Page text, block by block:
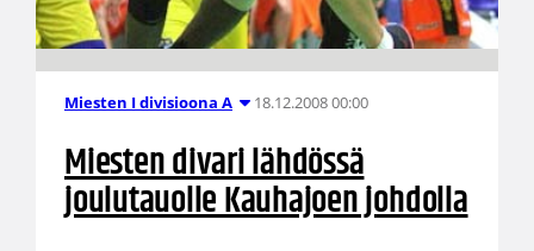
Miesten I divisioona A 18.12.2008 00:00
Miesten divari lähdössä
joulutauolle Kauhajoen johdolla